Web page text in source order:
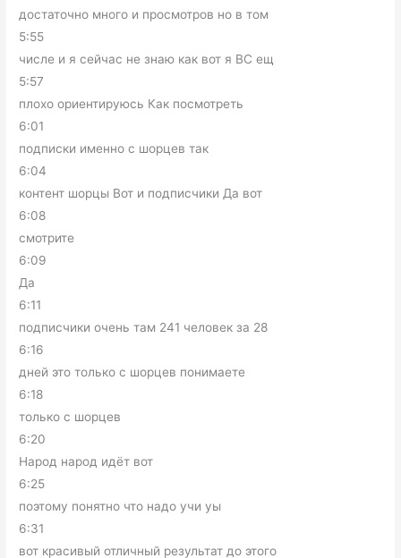
достаточно много и просмотров но в том
5:55
числе и я сейчас не знаю как вот я ВС ещ
5:57
плохо ориентируюсь Как посмотреть
6:01
подписки именно с шорцев так
6:04
контент шорцы Вот и подписчики Да вот
6:08
смотрите
6:09
Да
6:11
подписчики очень там 241 человек за 28
6:16
дней это только с шорцев понимаете
6:18
только с шорцев
6:20
Народ народ идёт вот
6:25
поэтому понятно что надо учи уы
6:31
вот красивый отличный результат до этого